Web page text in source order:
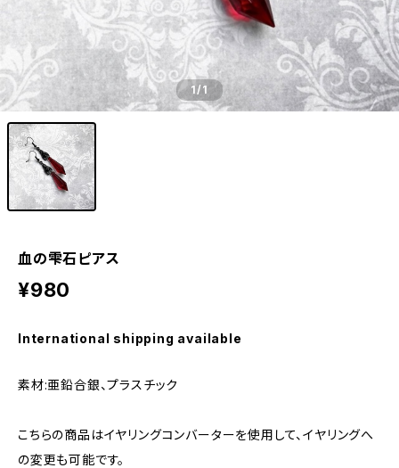
1/1
血の雫石ピアス
¥980
International shipping available
素材:亜鉛合銀、プラスチック
こちらの商品はイヤリングコンバーターを使用して、イヤリングへ
の変更も可能です。